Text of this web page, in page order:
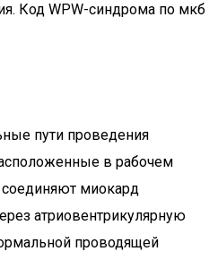
Код WPW-синдрома по мкб
пути проведения
в рабочем
миокард
атриовентрикулярную
проводящей